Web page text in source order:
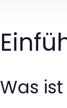
Was